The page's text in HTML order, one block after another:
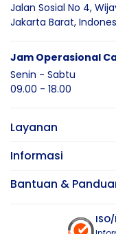
Jalan Sosial No 4,
Jakarta Barat,
Jam Operasional
Senin - Sabtu
09.00 - 18.00
Layanan
Informasi
Bantuan &
ISO/